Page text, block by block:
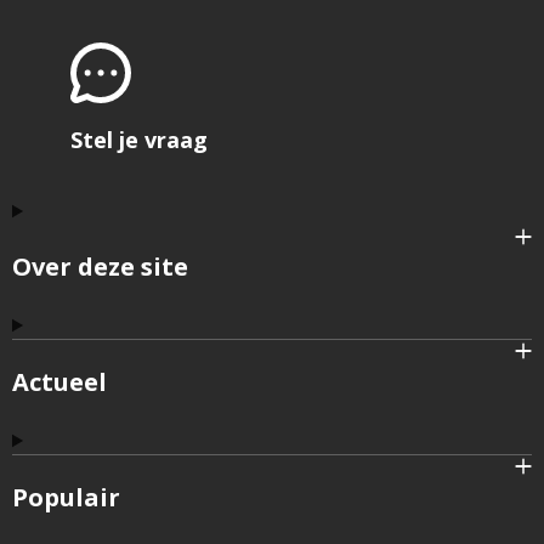
Over deze site
Actueel
Populair
Stel je vraag